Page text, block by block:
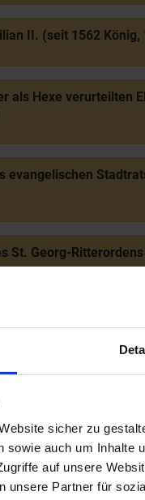
sicher zu
sowie auch um Inhalte
auf unsere
unsere Partner für
II. (seit 1562 König,
als Hexe verurteilten
evangelischen
St. Georg-
das Stift
Schloss Hainburg
Melchior Klesls